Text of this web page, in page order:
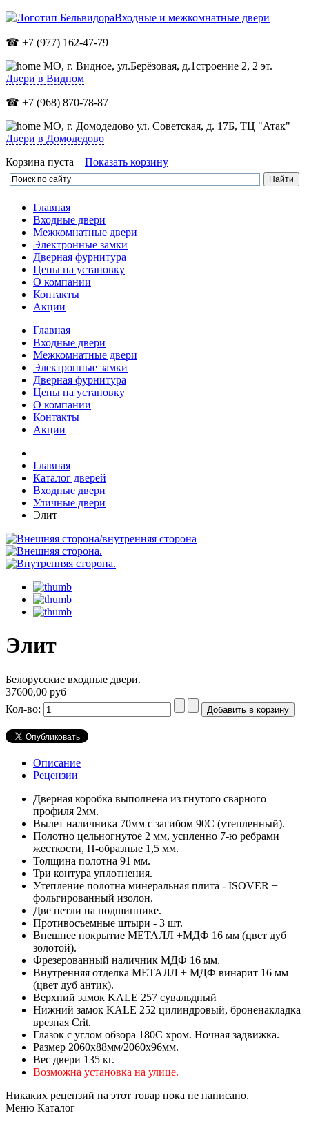
Входные и межкомнатные двери
☎ +7 (977) 162-47-79
МО, г. Видное, ул.Берёзовая, д.1строение 2, 2 эт.
Двери в Видном
☎ +7 (968) 870-78-87
МО, г. Домодедово ул. Советская, д. 17Б, ТЦ "Атак"
Двери в Домодедово
Корзина пуста
Показать корзину
Главная
Входные двери
Межкомнатные двери
Электронные замки
Дверная фурнитура
Цены на установку
О компании
Контакты
Акции
Главная
Входные двери
Межкомнатные двери
Электронные замки
Дверная фурнитура
Цены на установку
О компании
Контакты
Акции
Главная
Каталог дверей
Входные двери
Уличные двери
Элит
Элит
Белорусские входные двери.
37600,00 руб
Кол-во:
Описание
Рецензии
Дверная коробка выполнена из гнутого сварного
профиля 2мм.
Вылет наличника 70мм с загибом 90С (утепленный).
Полотно цельногнутое 2 мм, усиленно 7-ю ребрами
жесткости, П-образные 1,5 мм.
Толщина полотна 91 мм.
Три контура уплотнения.
Утепление полотна минеральная плита - ISOVER +
фольгированный изолон.
Две петли на подшипнике.
Противосъемные штыри - 3 шт.
Внешнее покрытие МЕТАЛЛ +МДФ 16 мм (цвет дуб
золотой).
Фрезерованный наличник МДФ 16 мм.
Внутренняя отделка МЕТАЛЛ + МДФ винарит 16 мм
(цвет дуб антик).
Верхний замок KALE 257 сувальдный
Нижний замок KALE 252 цилиндровый, броненакладка
врезная Crit.
Глазок c углом обзора 180С хром. Ночная задвижка.
Размер 2060х88мм/2060х96мм.
Вес двери 135 кг.
Возможна установка на улице.
Никаких рецензий на этот товар пока не написано.
Меню Каталог